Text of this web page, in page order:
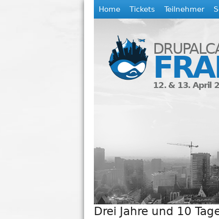
H
m
e
Home Tickets Teilnehmer
12. & 13. April
Drei Jahre und 10